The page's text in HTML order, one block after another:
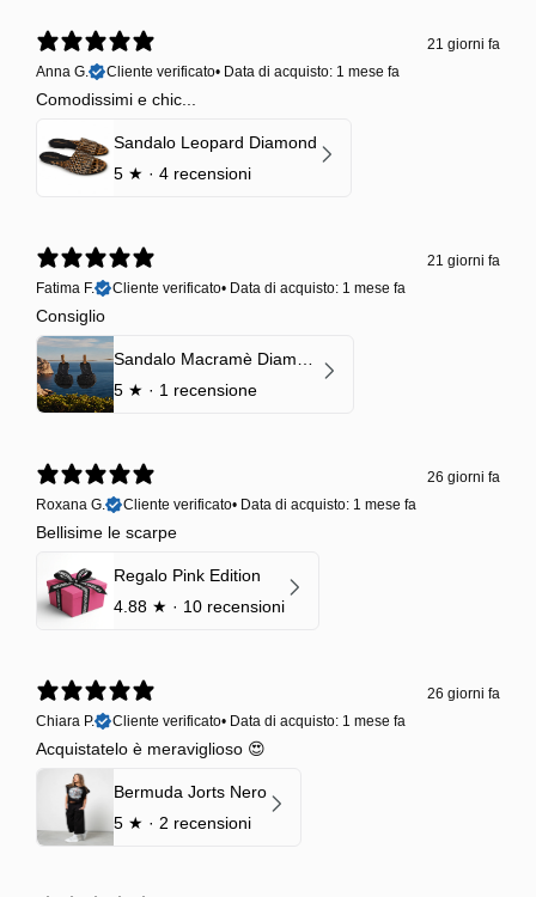
21 giorni fa
Anna G.
Cliente verificato• Data di acquisto: 1 mese fa
Comodissimi e chic...
Sandalo Leopard Diamond
5 ★ · 4 recensioni
21 giorni fa
Fatima F.
Cliente verificato• Data di acquisto: 1 mese fa
Consiglio
5 ★ · 1 recensione
26 giorni fa
Roxana G.
Cliente verificato• Data di acquisto: 1 mese fa
Bellisime le scarpe
Regalo Pink Edition
4.88 ★ · 10 recensioni
26 giorni fa
Chiara P.
Cliente verificato• Data di acquisto: 1 mese fa
Acquistatelo è meraviglioso 😍
Bermuda Jorts Nero
5 ★ · 2 recensioni